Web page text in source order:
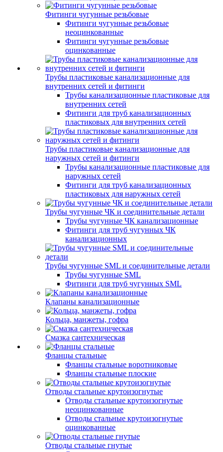
Фитинги чугунные резьбовые
Фитинги чугунные резьбовые
неоцинкованные
Фитинги чугунные резьбовые
оцинкованные
Трубы пластиковые канализационные для
внутренних сетей и фитинги
Трубы канализационные пластиковые для
внутренних сетей
Фитинги для труб канализационных
пластиковых для внутренних сетей
Трубы пластиковые канализационные для
наружных сетей и фитинги
Трубы канализационные пластиковые для
наружных сетей
Фитинги для труб канализационных
пластиковых для наружных сетей
Трубы чугунные ЧК и соединительные детали
Трубы чугунные ЧК канализационные
Фитинги для труб чугунных ЧК
канализационных
Трубы чугунные SML и соединительные детали
Трубы чугунные SML
Фитинги для труб чугунных SML
Клапаны канализационные
Кольца, манжеты, гофра
Смазка сантехническая
Фланцы стальные
Фланцы стальные воротниковые
Фланцы стальные плоские
Отводы стальные крутоизогнутые
Отводы стальные крутоизогнутые
неоцинкованные
Отводы стальные крутоизогнутые
оцинкованные
Отводы стальные гнутые